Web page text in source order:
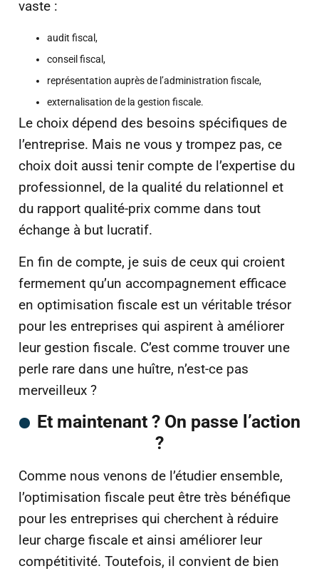
vaste :
audit fiscal,
conseil fiscal,
représentation auprès de l’administration fiscale,
externalisation de la gestion fiscale.
Le choix dépend des besoins spécifiques de
l’entreprise. Mais ne vous y trompez pas, ce
choix doit aussi tenir compte de l’expertise du
professionnel, de la qualité du relationnel et
du rapport qualité-prix comme dans tout
échange à but lucratif.
En fin de compte, je suis de ceux qui croient
fermement qu’un accompagnement efficace
en optimisation fiscale est un véritable trésor
pour les entreprises qui aspirent à améliorer
leur gestion fiscale. C’est comme trouver une
perle rare dans une huître, n’est-ce pas
merveilleux ?
Et maintenant ? On passe l’action
?
Comme nous venons de l’étudier ensemble,
l’optimisation fiscale peut être très bénéfique
pour les entreprises qui cherchent à réduire
leur charge fiscale et ainsi améliorer leur
compétitivité. Toutefois, il convient de bien